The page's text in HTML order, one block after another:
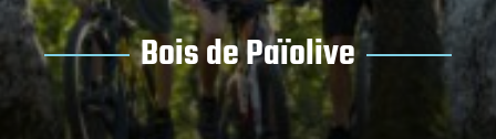
Bois de Païolive